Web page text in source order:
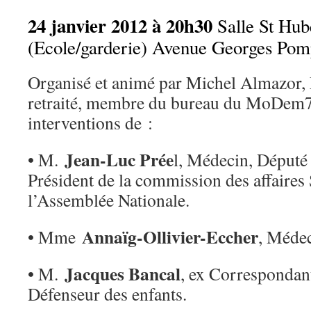
24 janvier 2012 à 20h30 Salle St
(Ecole/garderie) Avenue Georges
Organisé et animé par Michel
retraité, membre du bureau du
interventions de :
• M. Jean-Luc Préel, Médecin,
Président de la commission des affaires
l’Assemblée Nationale.
• Mme Annaïg-Ollivier-Eccher,
• M. Jacques Bancal, ex
Défenseur des enfants.